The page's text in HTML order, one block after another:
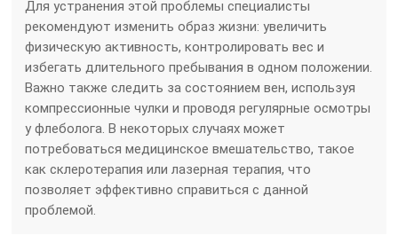
Для устранения этой проблемы специалисты
рекомендуют изменить образ жизни: увеличить
физическую активность, контролировать вес и
избегать длительного пребывания в одном положении.
Важно также следить за состоянием вен, используя
компрессионные чулки и проводя регулярные осмотры
у флеболога. В некоторых случаях может
потребоваться медицинское вмешательство, такое
как склеротерапия или лазерная терапия, что
позволяет эффективно справиться с данной
проблемой.